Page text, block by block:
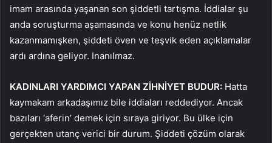
imam arasında yaşanan son şiddetli tartışma. İddialar şu
anda soruşturma aşamasında ve konu henüz netlik
kazanmamışken, şiddeti öven ve teşvik eden açıklamalar
ardı ardına geliyor. Inanılmaz.
KADINLARI YARDIMCI YAPAN ZİHNİYET BUDUR: Hatta
kaymakam arkadaşımız bile iddiaları reddediyor. Ancak
bazıları ‘aferin’ demek için sıraya giriyor. Bu ülke için
gerçekten utanç verici bir durum. Şiddeti çözüm olarak